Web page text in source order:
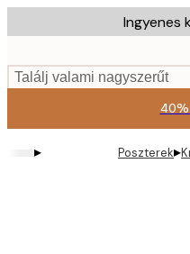
to
content.
Ingyenes
Találj valami nagyszerűt
▸ Poszterek▸